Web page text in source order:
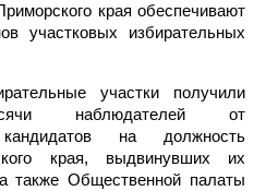
края обеспечивают
участковых избирательных
участки получили
наблюдателей от
кандидатов на должность
края, выдвинувших их
также Общественной палаты